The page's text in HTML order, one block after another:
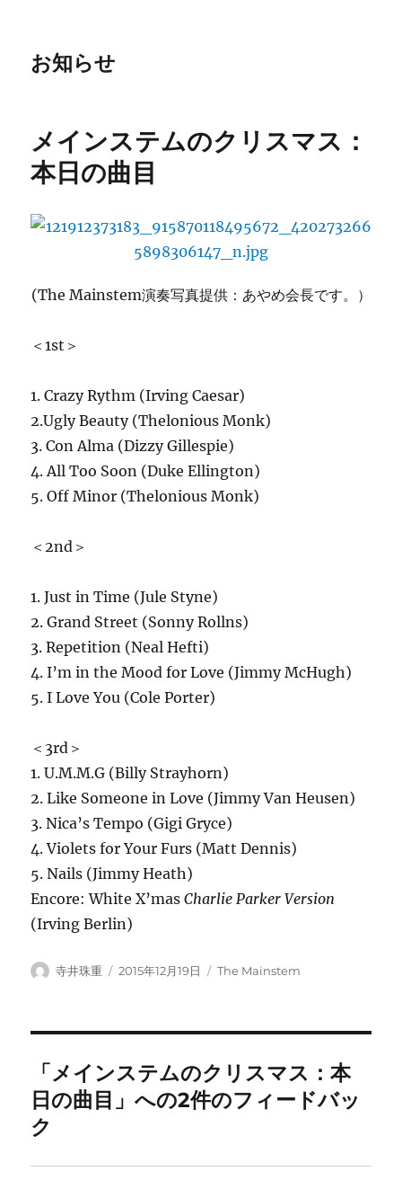
お知らせ
メインステムのクリスマス：
本日の曲目
(The Mainstem演奏写真提供：あやめ会長です。）
＜1st＞
1. Crazy Rythm (Irving Caesar)
2.Ugly Beauty (Thelonious Monk)
3. Con Alma (Dizzy Gillespie)
4. All Too Soon (Duke Ellington)
5. Off Minor (Thelonious Monk)
＜2nd＞
1. Just in Time (Jule Styne)
2. Grand Street (Sonny Rollns)
3. Repetition (Neal Hefti)
4. I’m in the Mood for Love (Jimmy McHugh)
5. I Love You (Cole Porter)
＜3rd＞
1. U.M.M.G (Billy Strayhorn)
2. Like Someone in Love (Jimmy Van Heusen)
3. Nica’s Tempo (Gigi Gryce)
4. Violets for Your Furs (Matt Dennis)
5. Nails (Jimmy Heath)
Encore: White X’masCharlie Parker Version
(Irving Berlin)
投
寺井珠重
投
2015年12月19日
カ
The Mainstem
「メインステムのクリスマス：本
日の曲目」への2件のフィードバッ
ク